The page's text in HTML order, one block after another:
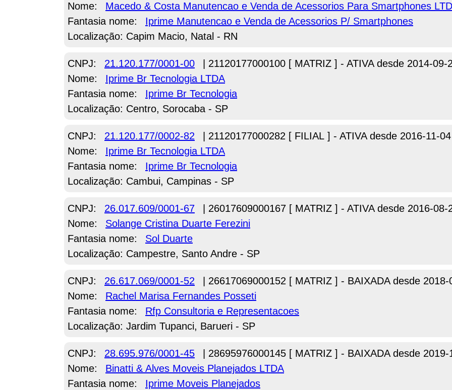
Nome:
Macedo & Costa Manutencao e Venda de Acessorios Para Smartphones
Fantasia nome:
Iprime Manutencao e Venda de Acessorios P/ Smartphones
Localização: Capim Macio, Natal - RN
CNPJ: 21.120.177/0001-00
| 21120177000100 [ MATRIZ ] - ATIVA desde 2014-09-
Nome:
Iprime Br Tecnologia LTDA
Fantasia nome:
Iprime Br Tecnologia
Localização: Centro, Sorocaba - SP
CNPJ: 21.120.177/0002-82
| 21120177000282 [ FILIAL ] - ATIVA desde 2016-11-04
Nome:
Iprime Br Tecnologia LTDA
Fantasia nome:
Iprime Br Tecnologia
Localização: Cambui, Campinas - SP
CNPJ: 26.017.609/0001-67
| 26017609000167 [ MATRIZ ] - ATIVA desde 2016-08-
Nome:
Solange Cristina Duarte Ferezini
Fantasia nome:
Sol Duarte
Localização: Campestre, Santo Andre - SP
CNPJ: 26.617.069/0001-52
| 26617069000152 [ MATRIZ ] - BAIXADA desde 2018-
Nome:
Rachel Marisa Fernandes Posseti
Fantasia nome:
Rfp Consultoria e Representacoes
Localização: Jardim Tupanci, Barueri - SP
CNPJ: 28.695.976/0001-45
| 28695976000145 [ MATRIZ ] - BAIXADA desde 2019-
Nome:
Binatti & Alves Moveis Planejados LTDA
Fantasia nome:
Iprime Moveis Planejados